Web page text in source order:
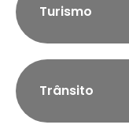
Turismo
Trânsito